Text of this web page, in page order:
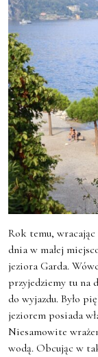
Rok temu,
dnia w małej
jeziora Garda.
przyjedziemy tu na
do wyjazdu. Było
jeziorem posiada
Niesamowite
wodą. Obcując w